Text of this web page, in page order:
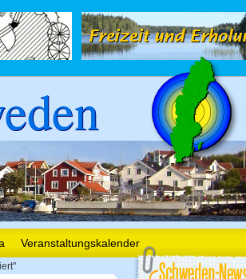
Veranstaltungskalender